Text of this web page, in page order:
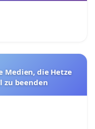
Medien, die Hetze
zu beenden